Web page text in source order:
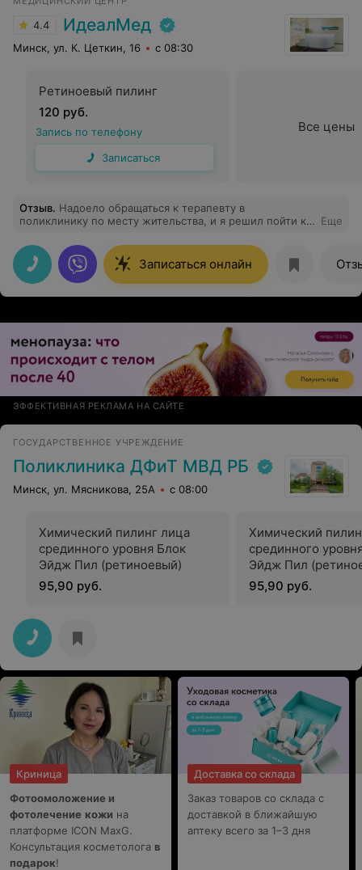
отношение может расслабить и убрать страх этой
процедуры. Наркоз был улетный, отходила около часа,
саму процедуру вообще не почувствовала, хотя в моем
случае, она была наверное около 1 часа. Благодарю и
поклон врачу Короеду !
4.4 ИдеалМед
Минск, ул. К. Цеткин, 16 с 08:30
Ретиноевый пилинг
120 руб.
Запись по телефону
Записаться
Все цены
Отзыв. Надоело обращаться к терапевту в
поликлинику по месту жительства, и я решил пойти к
горло. Понравилось, что сразу поставили конкретный
диагноз и начали лечение. Хоть чувствовать себя
нормально стал! Спасибо врачам «ИдеалМед»!!!
Еще
Записаться онлайн
ЭФФЕКТИВНАЯ РЕКЛАМА НА САЙТЕ
ГОСУДАРСТВЕННОЕ УЧРЕЖДЕНИЕ
Поликлиника ДФиТ МВД РБ
Минск, ул. Мясникова, 25А с 08:00
Химический пилинг лица
срединного уровня Блок
Эйдж Пил (ретиноевый)
95,90 руб.
Химический
срединного
Эйдж Пил
95,90 руб.
Криница
Фотоомоложение и
фотолечение кожи на
платформе ICON MaxG.
Консультация косметолога в
подарок!
Доставка со склада
Заказ товаров со склада с
доставкой в ближайшую
аптеку всего за 1–3 дня